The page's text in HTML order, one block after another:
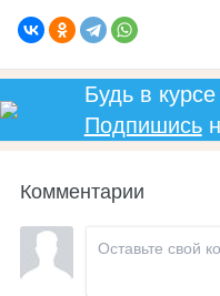
Будь в
Подпишись
Комментарии